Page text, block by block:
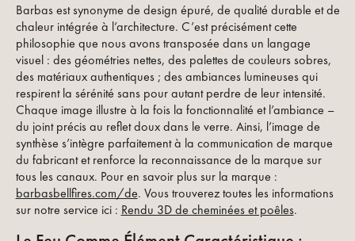
Barbas est synonyme de design épuré, de qualité durable et de
chaleur intégrée à l’architecture. C’est précisément cette
philosophie que nous avons transposée dans un langage
visuel : des géométries nettes, des palettes de couleurs sobres,
des matériaux authentiques ; des ambiances lumineuses qui
respirent la sérénité sans pour autant perdre de leur intensité.
Chaque image illustre à la fois la fonctionnalité et l’ambiance –
du joint précis au reflet doux dans le verre. Ainsi, l’image de
synthèse s’intègre parfaitement à la communication de marque
du fabricant et renforce la reconnaissance de la marque sur
tous les canaux. Pour en savoir plus sur la marque :
barbasbellfires.com/de. Vous trouverez toutes les informations
sur notre service ici : Rendu 3D de cheminées et poêles.